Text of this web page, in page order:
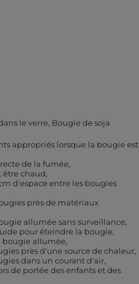
le verre Bougie de soja
appropriés lorsque la bougie est
de la fumée
être chaud
d'espace entre les bougies
près de matériaux
allumée sans surveillance
pour éteindre la bougie
bougie allumée
près d'une source de chaleur
dans un courant d'air
de portée des enfants et des